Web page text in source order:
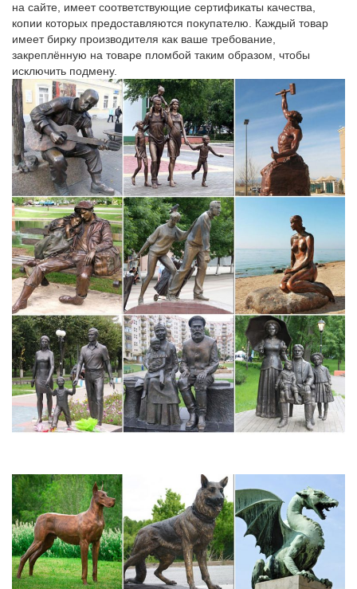
на сайте, имеет соответствующие сертификаты качества,
копии которых предоставляются покупателю. Каждый товар
имеет бирку производителя как ваше требование,
закреплённую на товаре пломбой таким образом, чтобы
исключить подмену.